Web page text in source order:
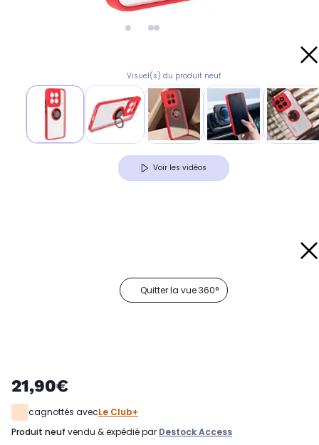
Visuel(s) du produit neuf
Voir les vidéos
Quitter la vue 360°
21,90€
cagnottés avecLe Club+
produit neuf vendu & expédié par Destock Access